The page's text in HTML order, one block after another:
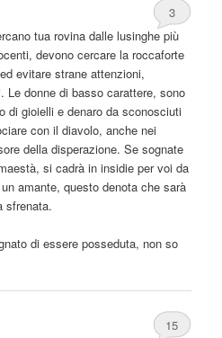
3
tua rovina dalle lusinghe più
devono cercare la roccaforte
evitare strane attenzioni,
Le donne di basso carattere, sono
di gioielli e denaroda sconosciuti
con il diavolo, anche nei
della disperazione. Se sognate
si cadrà in insidie ​​per voida
amante, questo denota che sarà
sfrenata.
diessere posseduta, non so
15